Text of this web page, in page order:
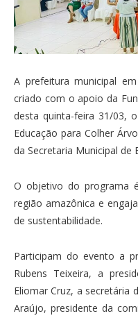
A prefeitura municipal
criado com o apoio da
desta quinta-feira 31/03,
Educação para Colher
da Secretaria Municipal de
O objetivo do programa
região amazônica e
de sustentabilidade.
Participam do evento a
Rubens Teixeira, a
Eliomar Cruz, a secretária
Araújo, presidente da